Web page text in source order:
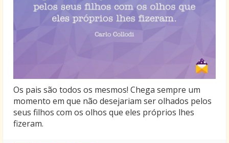
Os pais são todos os mesmos! Chega sempre um
momento em que não desejariam ser olhados pelos
seus filhos com os olhos que eles próprios lhes
fizeram.